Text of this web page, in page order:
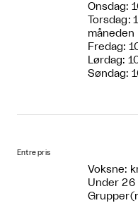
Onsdag:
Fredag:
Lørdag:
Søndag:
Entre pris
Voksne:
Under 26